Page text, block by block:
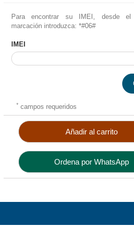
Para encontrar su IMEI, desde
marcación introduzca: *#06#
IMEI
* campos requeridos
Añadir al carrito
Ordena por WhatsApp